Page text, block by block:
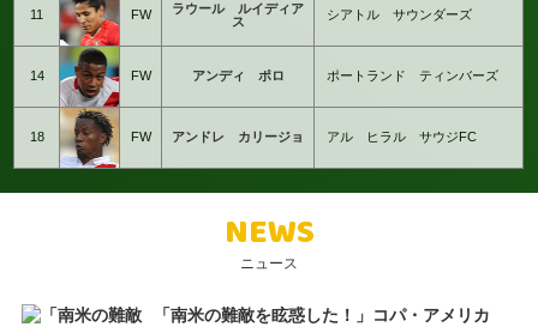
11 FW
ラウール ルイディア
ス
シアトル サウンダーズ
14 FW アンディ ポロ ポートランド ティンバーズ
18 FW アンドレ カリージョ アル ヒラル サウジFC
NEWS
ニュース
「南米の難敵を眩惑した！」コパ・アメリカ